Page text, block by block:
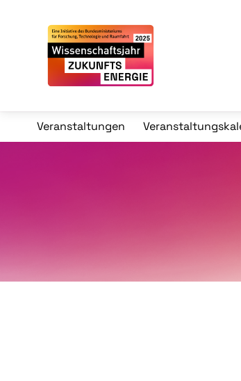
Veranstaltungen